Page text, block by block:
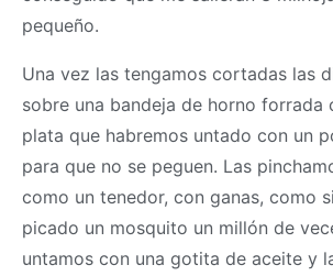
pequeño.
Una vez las tengamos cortadas las
sobre una bandeja de horno forrada
plata que habremos untado con un
para que no se peguen. Las
como un tenedor, con ganas, como
picado un mosquito un millón de
untamos con una gotita de aceite y